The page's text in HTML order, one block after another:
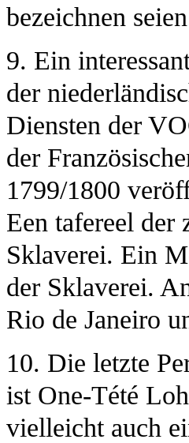
bezeichnen
9. Ein
der
Diensten der
der
1799/1800
Een tafereel der
Sklaverei. Ein
der Sklaverei.
Rio de Janeiro
10. Die letzte
ist One-Tété
vielleicht auch